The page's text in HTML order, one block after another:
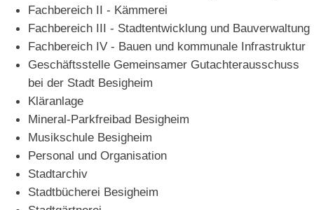
Fachbereich II - Kämmerei
Fachbereich III - Stadtentwicklung und Bauverwaltung
Fachbereich IV - Bauen und kommunale Infrastruktur
Geschäftsstelle Gemeinsamer Gutachterausschuss
bei der Stadt Besigheim
Kläranlage
Mineral-Parkfreibad Besigheim
Musikschule Besigheim
Personal und Organisation
Stadtarchiv
Stadtbücherei Besigheim